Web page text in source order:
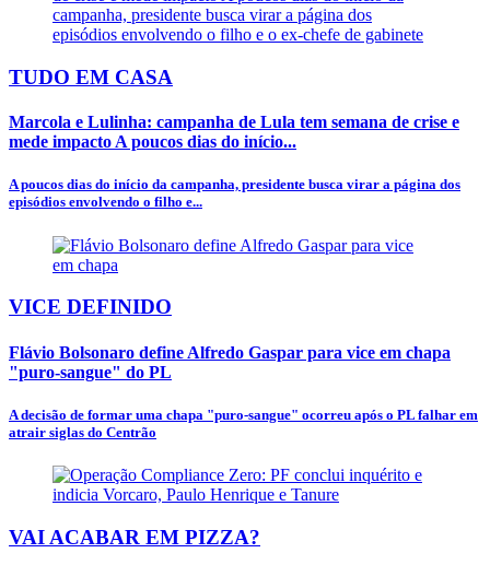
TUDO EM CASA
Marcola e Lulinha: campanha de Lula tem semana de crise e
mede impacto A poucos dias do início...
A poucos dias do início da campanha, presidente busca virar a página dos
episódios envolvendo o filho e...
VICE DEFINIDO
Flávio Bolsonaro define Alfredo Gaspar para vice em chapa
"puro-sangue" do PL
A decisão de formar uma chapa "puro-sangue" ocorreu após o PL falhar em
atrair siglas do Centrão
VAI ACABAR EM PIZZA?